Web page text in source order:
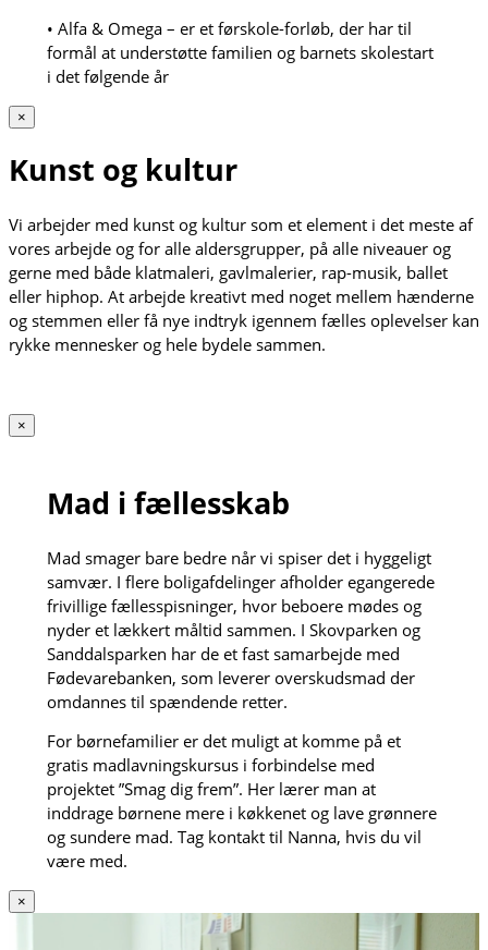
• Alfa & Omega – er et førskole-forløb, der har til
formål at understøtte familien og barnets skolestart
i det følgende år
×
Kunst og kultur
Vi arbejder med kunst og kultur som et element i det meste af
vores arbejde og for alle aldersgrupper, på alle niveauer og
gerne med både klatmaleri, gavlmalerier, rap-musik, ballet
eller hiphop. At arbejde kreativt med noget mellem hænderne
og stemmen eller få nye indtryk igennem fælles oplevelser kan
rykke mennesker og hele bydele sammen.
×
Mad i fællesskab
Mad smager bare bedre når vi spiser det i hyggeligt
samvær. I flere boligafdelinger afholder egangerede
frivillige fællesspisninger, hvor beboere mødes og
nyder et lækkert måltid sammen. I Skovparken og
Sanddalsparken har de et fast samarbejde med
Fødevarebanken, som leverer overskudsmad der
omdannes til spændende retter.
For børnefamilier er det muligt at komme på et
gratis madlavningskursus i forbindelse med
projektet ”Smag dig frem”. Her lærer man at
inddrage børnene mere i køkkenet og lave grønnere
og sundere mad. Tag kontakt til Nanna, hvis du vil
være med.
×